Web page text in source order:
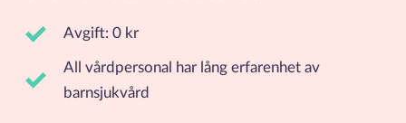
Avgift: 0 kr
All vårdpersonal har lång erfarenhet av
barnsjukvård